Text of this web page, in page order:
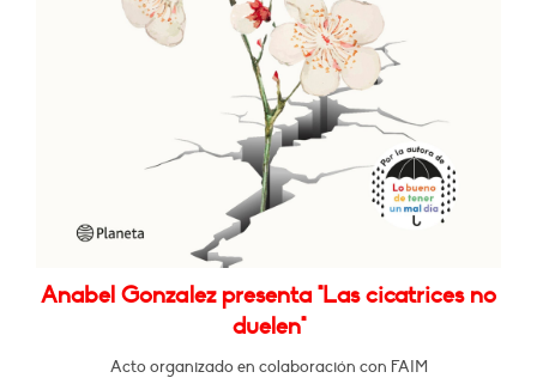
Anabel Gonzalez presenta "Las cicatrices no
duelen"
Acto organizado en colaboración con FAIM